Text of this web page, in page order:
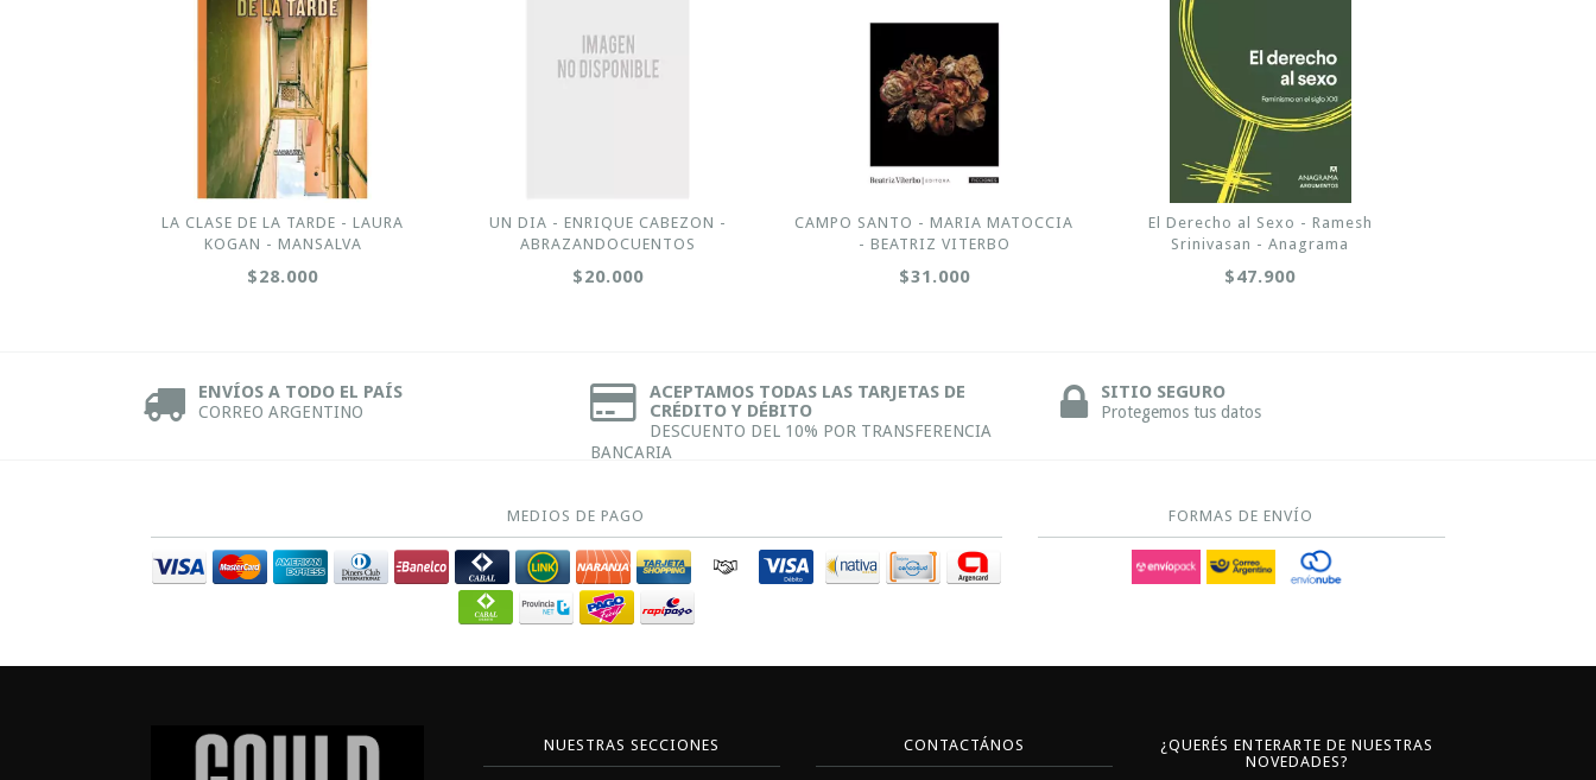
LA CLASE DE LA TARDE - LAURA
KOGAN - MANSALVA
$28.000
UN DIA - ENRIQUE CABEZON -
ABRAZANDOCUENTOS
$20.000
CAMPO SANTO - MARIA MATOCCIA
- BEATRIZ VITERBO
$31.000
El Derecho al Sexo - Ramesh
Srinivasan - Anagrama
$47.900
ENVÍOS A TODO EL PAÍS
CORREO ARGENTINO
ACEPTAMOS TODAS LAS TARJETAS DE
CRÉDITO Y DÉBITO
DESCUENTO DEL 10% POR TRANSFERENCIA
BANCARIA
SITIO SEGURO
Protegemos tus datos
MEDIOS DE PAGO FORMAS DE ENVÍO
NUESTRAS SECCIONES CONTACTÁNOS
¿QUERÉS ENTERARTE DE NUESTRAS
NOVEDADES?